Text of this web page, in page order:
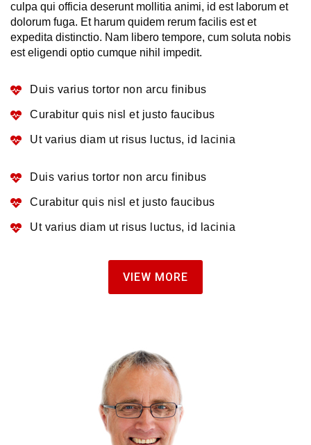
culpa qui officia deserunt mollitia animi, id est laborum et
dolorum fuga. Et harum quidem rerum facilis est et
expedita distinctio. Nam libero tempore, cum soluta nobis
est eligendi optio cumque nihil impedit.
Duis varius tortor non arcu finibus
Curabitur quis nisl et justo faucibus
Ut varius diam ut risus luctus, id lacinia
Duis varius tortor non arcu finibus
Curabitur quis nisl et justo faucibus
Ut varius diam ut risus luctus, id lacinia
VIEW MORE